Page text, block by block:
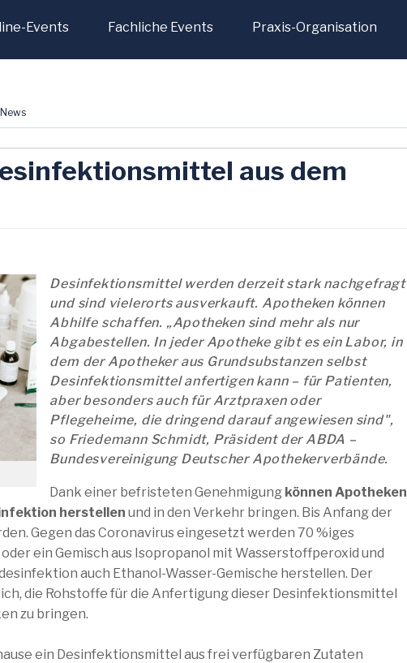
Events Fachliche Events Praxis-Organisation
News
aus dem
Desinfektionsmittel werden derzeit stark nachgefragt
und sind vielerorts ausverkauft. Apotheken können
Abhilfe schaffen. „Apotheken sind mehr als nur
Abgabestellen. In jeder Apotheke gibt es ein Labor, in
dem der Apotheker aus Grundsubstanzen selbst
Desinfektionsmittel anfertigen kann – für Patienten,
aber besonders auch für Arztpraxen oder
Pflegeheime, die dringend darauf angewiesen sind",
so Friedemann Schmidt, Präsident der ABDA –
Bundesvereinigung Deutscher Apothekerverbände.
Dank einer befristeten Genehmigung können Apotheken
herstellen und in den Verkehr bringen. Bis Anfang der
Gegen das Coronavirus eingesetzt werden 70 %iges
ein Gemisch aus Isopropanol mit Wasserstoffperoxid und
auch Ethanol-Wasser-Gemische herstellen. Der
die Rohstoffe für die Anfertigung dieser Desinfektionsmittel
zu bringen.
ein Desinfektionsmittel aus frei verfügbaren Zutaten